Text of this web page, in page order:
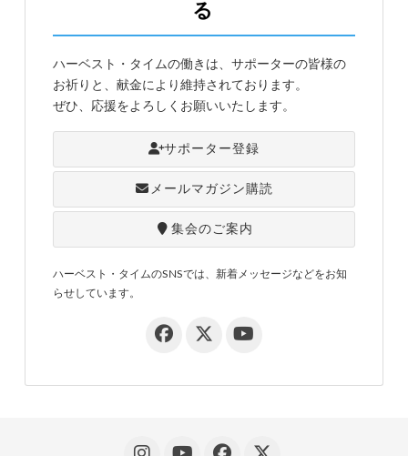
る
ハーベスト・タイムの働きは、サポーターの皆様の
お祈りと、献金により維持されております。
ぜひ、応援をよろしくお願いいたします。
サポーター登録
メールマガジン購読
集会のご案内
ハーベスト・タイムのSNSでは、新着メッセージなどをお知
らせしています。